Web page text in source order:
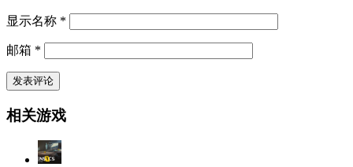
显示名称 *
邮箱 *
相关游戏